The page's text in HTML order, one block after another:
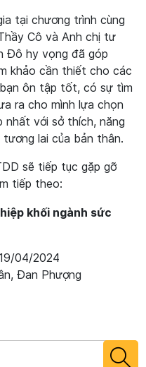
tại chương trình cùng
Cô và Anh chị tư
Đô hy vọng đã góp
khảo cần thiết cho các
ôn tập tốt, có sự tìm
ra cho mình lựa chọn
nhất với sở thích, năng
lai của bản thân.
sẽ tiếp tục gặp gỡ
tiếp theo:
khối ngành sức
04/2024
Đan Phượng